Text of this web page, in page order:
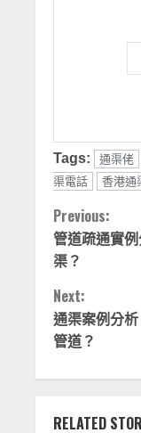
Tags: 通渠佬
渠電話
香港通
Reading
Previous:
管道疏通實
渠？
Next:
通渠案例分
管道？
RELATED